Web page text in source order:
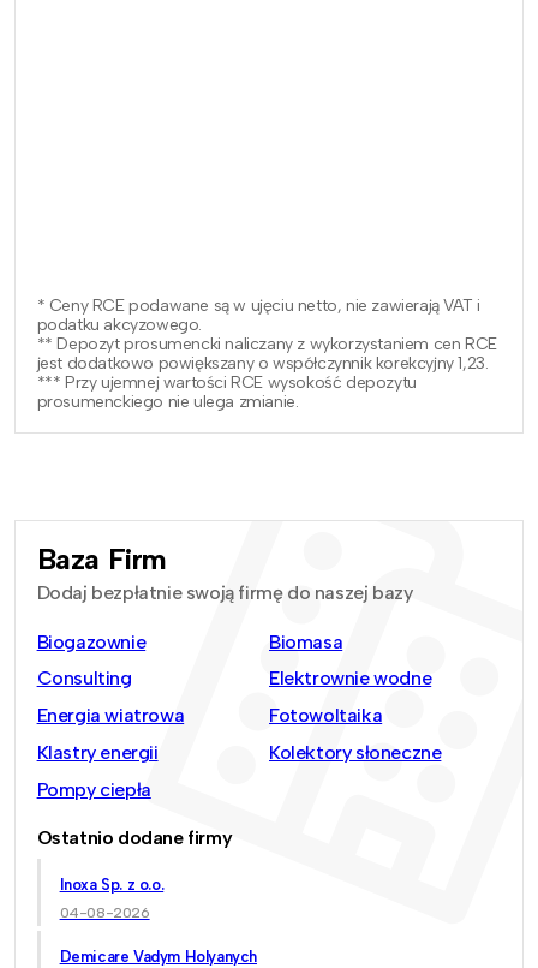
* Ceny RCE podawane są w ujęciu netto, nie zawierają VAT i
podatku akcyzowego.
** Depozyt prosumencki naliczany z wykorzystaniem cen RCE
jest dodatkowo powiększany o współczynnik korekcyjny 1,23.
*** Przy ujemnej wartości RCE wysokość depozytu
prosumenckiego nie ulega zmianie.
Baza Firm
Dodaj bezpłatnie swoją firmę do naszej bazy
Biogazownie
Biomasa
Consulting
Elektrownie wodne
Energia wiatrowa
Fotowoltaika
Klastry energii
Kolektory słoneczne
Pompy ciepła
Ostatnio dodane firmy
Inoxa Sp. z o.o.
04-08-2026
Demicare Vadym Holyanych